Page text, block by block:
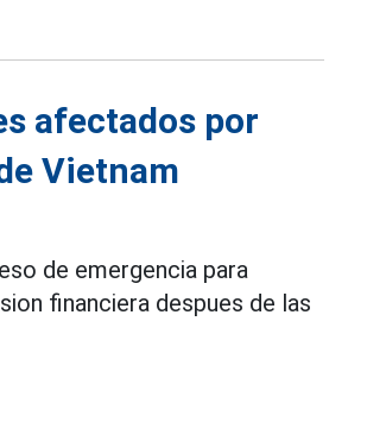
afectados por
Vietnam
de emergencia para
financiera despues de las